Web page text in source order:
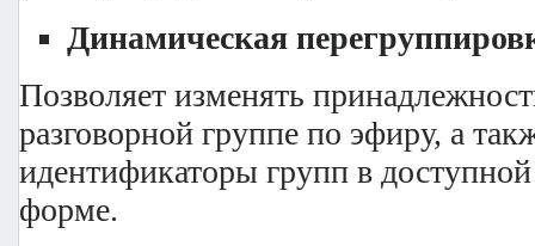
Динамическая
Позволяет изменять
разговорной группе по эфиру, а
идентификаторы групп в
форме.